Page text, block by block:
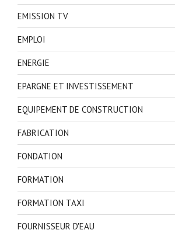
EMISSION TV
EMPLOI
ENERGIE
EPARGNE ET INVESTISSEMENT
EQUIPEMENT DE CONSTRUCTION
FABRICATION
FONDATION
FORMATION
FORMATION TAXI
FOURNISSEUR D'EAU